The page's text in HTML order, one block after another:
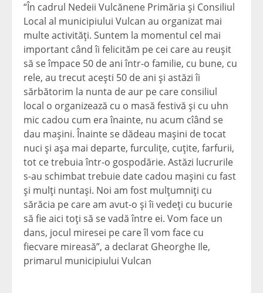
“În cadrul Nedeii Vulcănene Primăria şi Consiliul
Local al municipiului Vulcan au organizat mai
multe activităţi. Suntem la momentul cel mai
important când îi felicităm pe cei care au reuşit
să se împace 50 de ani într-o familie, cu bune, cu
rele, au trecut aceşti 50 de ani şi astăzi îi
sărbătorim la nunta de aur pe care consiliul
local o organizează cu o masă festivă şi cu uhn
mic cadou cum era înainte, nu acum cîând se
dau maşini. Înainte se dădeau maşini de tocat
nuci şi aşa mai departe, furculiţe, cuţite, farfurii,
tot ce trebuia într-o gospodărie. Astăzi lucrurile
s-au schimbat trebuie date cadou maşini cu fast
şi mulţi nuntaşi. Noi am fost mulţumniţi cu
sărăcia pe care am avut-o şi îi vedeţi cu bucurie
să fie aici toţi să se vadă între ei. Vom face un
dans, jocul miresei pe care îl vom face cu
fiecvare mireasă”, a declarat Gheorghe Ile,
primarul municipiului Vulcan